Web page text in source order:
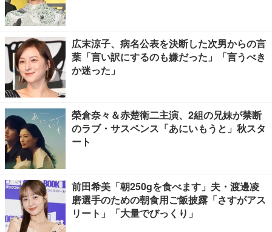
広末涼子、病名公表を決断した次男からの言
葉「言い訳にするのも嫌だった」「言うべき
か迷った」
榮倉奈々＆赤楚衛二主演、2組の兄妹が禁断
のラブ・サスペンス「あにいもうと」秋スタ
ート
前田希美「朝250gを食べます」夫・渡邊凌
磨選手のための朝食用ご飯披露「さすがアス
リート」「大量でびっくり」